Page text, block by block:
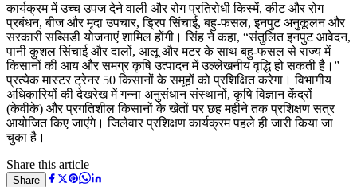
कार्यक्रम में उच्च उपज देने वाली और रोग प्रतिरोधी किस्में, कीट और रोग
प्रबंधन, बीज और मृदा उपचार, ड्रिप सिंचाई, बहु-फसल, इनपुट अनुकूलन और
सरकारी सब्सिडी योजनाएं शामिल होंगी। सिंह ने कहा, “संतुलित इनपुट आवेदन,
पानी कुशल सिंचाई और दालों, आलू और मटर के साथ बहु-फसल से राज्य में
किसानों की आय और समग्र कृषि उत्पादन में उल्लेखनीय वृद्धि हो सकती है।”
प्रत्येक मास्टर ट्रेनर 50 किसानों के समूहों को प्रशिक्षित करेगा। विभागीय
अधिकारियों की देखरेख में गन्ना अनुसंधान संस्थानों, कृषि विज्ञान केंद्रों
(केवीके) और प्रगतिशील किसानों के खेतों पर छह महीने तक प्रशिक्षण सत्र
आयोजित किए जाएंगे। जिलेवार प्रशिक्षण कार्यक्रम पहले ही जारी किया जा
चुका है।
Share this article
Share